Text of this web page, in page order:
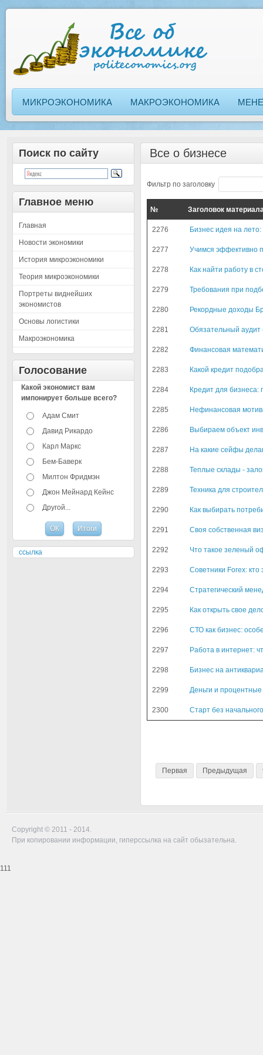
МИКРОЭКОНОМИКА МАКРОЭКОНОМИКА
Поиск по сайту
Главное меню
Главная
Новости экономики
История микроэкономики
Теория микроэкономики
Портреты виднейших
экономистов
Основы логистики
Макроэкономика
Голосование
Какой экономист вам
импонирует больше всего?
Адам Смит
Давид Рикардо
Карл Маркс
Бем-Баверк
Милтон Фридмэн
Джон Мейнард Кейнс
Другой...
ссылка
Все о бизнесе
Фильтр по заголовку
№ Заголовок
2276 Бизнес идея на
2277 Учимся эффективно
2278 Как найти работу в
2279 Требования при
2280 Рекордные доходы
2281 Обязательный аудит
2282 Финансовая
2283 Какой кредит
2284 Кредит для бизнеса:
2285 Нефинансовая
2286 Выбираем объект
2287 На какие сейфы
2288 Теплые склады -
2289 Техника для
2290 Как выбирать
2291 Своя собственная
2292 Что такое зеленый
2293 Советники Forex: кто
2294 Стратегический
2295 Как открыть свое
2296 СТО как бизнес:
2297 Работа в интернет:
2298 Бизнес на
2299 Деньги и
2300 Старт без
Первая Предыдущая
Copyright © 2011 - 2014.
При копировании информации, гиперссылка на сайт обызательна.
111